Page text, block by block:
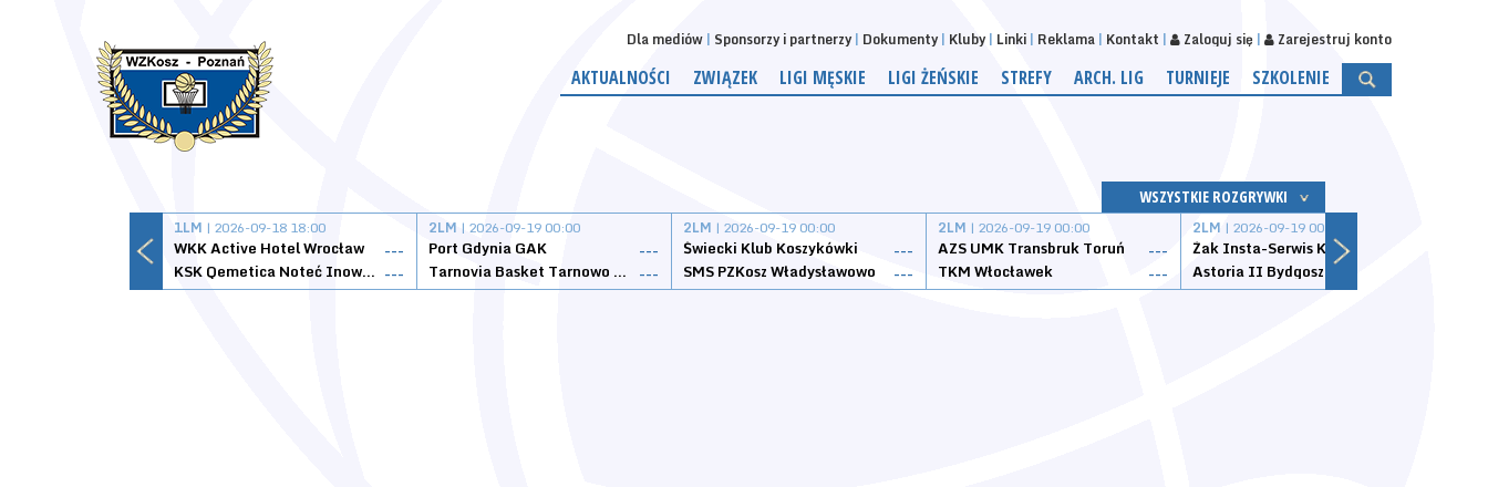
Dla mediów Sponsorzy i partnerzy Dokumenty Kluby Linki Reklama Kontakt Zaloguj się Zarejestruj konto
AKTUALNOŚCI ZWIĄZEK LIGI MĘSKIE LIGI ŻEŃSKIE STREFY ARCH. LIG TURNIEJE SZKOLENIE
WSZYSTKIE ROZGRYWKI
1LM | 2026-09-18 18:00
WKK Active Hotel Wrocław
---
KSK Qemetica Noteć Inowrocław ---
2LM | 2026-09-19 00:00
Port Gdynia GAK
---
Tarnovia Basket Tarnowo Podgórne ---
2LM | 2026-09-19 00:00
Świecki Klub Koszykówki
---
SMS PZKosz Władysławowo
---
2LM | 2026-09-19 00:00
AZS UMK Transbruk Toruń
---
TKM Włocławek
---
2LM | 2026-09-19 00:00
Żak Insta-Serwis Koszalin
Astoria II Bydgoszcz